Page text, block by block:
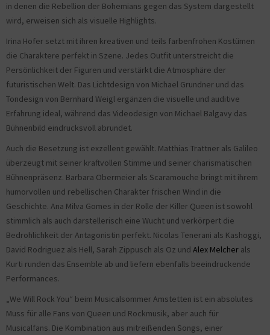
in denen die Rebellion der Bohemians gegen das System dargestellt
wird, erweisen sich als visuelle Highlights.
Irina Hofer setzt mit ihren kreativen und teils farbenfrohen Kostümen
die Charaktere perfekt in Szene. Jedes Outfit unterstreicht die
Persönlichkeit der Figuren und verstärkt die Atmosphäre der
futuristischen Welt. Das Lichtdesign von Michael Grundner und das
Tondesign von Bernhard Weigl ergänzen die visuelle und auditive
Erfahrung ideal, während das Videodesign von Michael Balgavy das
Bühnenbild eindrucksvoll abrundet.
Auch die Besetzung ist exzellent gewählt. Matthias Trattner als Galileo
überzeugt mit seiner kraftvollen Stimme und seiner charismatischen
Bühnenpräsenz. Barbara Obermeier als Scaramouche bringt mit ihrem
humorvollen und rebellischen Charakter frischen Wind in die
Geschichte. Ana Milva Gomes in der Rolle der Killer Queen ist sowohl
stimmlich als auch darstellerisch eine Wucht und verkörpert die
Bedrohlichkeit der Antagonistin perfekt. Nicolas Tenerani als Kashoggi,
David Rodriguez als Hell, Sarah Zippusch als Oz und Alex Melcher als
Kurti runden das Ensemble ab und liefern ebenfalls beeindruckende
Performances.
„We Will Rock You“ beim Musicalsommer Amstetten ist ein absolutes
Muss für alle Fans von Queen und Rockmusik, aber auch für
Musicalfans. Die Kombination aus mitreißenden Songs, einer